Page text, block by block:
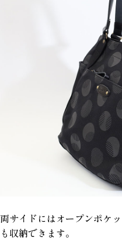
両サイドにはオープンポケ
も収納できます。